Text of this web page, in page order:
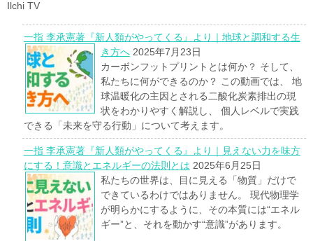
Ilchi TV
一指 李承憲著『新人類がやってくる』より｜地球と調和する生
き方へ2025年7月23日
カーボンフットプリントとは何か？ そして、
私たちに何ができるのか？ この動画では、 地
球温暖化の主因とされる二酸化炭素排出の現
状をわかりやすく解説し、 個人レベルで実践
できる「未来を守る行動」について考えます。
一指 李承憲著『新人類がやってくる』より｜見えない力を味方
にする！意識とエネルギーの法則とは 2025年6月25日
私たちの世界は、目に見える「物質」だけで
できているわけではありません。 現代物理学
が明らかにするように、その本質には“エネル
ギー”と、それを動かす“意識”があります。